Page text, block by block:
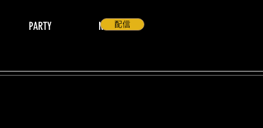
PARTY NEWS配信